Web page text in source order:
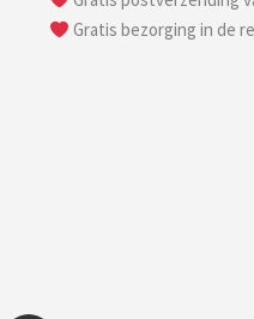
Gratis bezorging in de